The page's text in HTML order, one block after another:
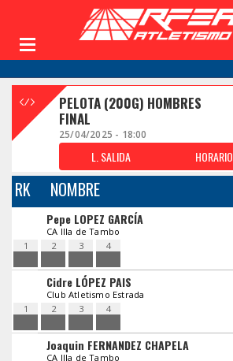
PELOTA (200G) HOMBRES
FINAL
25/04/2025 - 18:00
L. SALIDA HORARIO
RK NOMBRE
Pepe LOPEZ GARCÍA
CA Illa de Tambo
1
2 3 4
Cidre LÓPEZ PAIS
Club Atletismo Estrada
1
2 3 4
Joaquin FERNANDEZ CHAPELA
CA Illa de Tambo